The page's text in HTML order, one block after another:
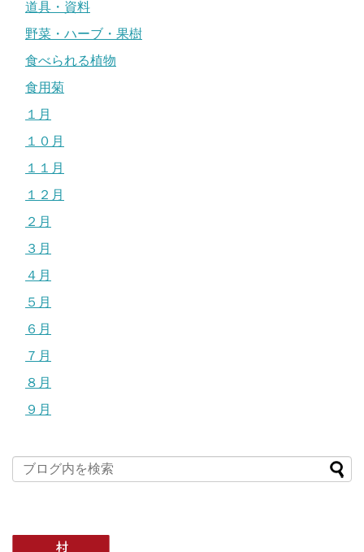
道具・資料
野菜・ハーブ・果樹
食べられる植物
食用菊
１月
１０月
１１月
１２月
２月
３月
４月
５月
６月
７月
８月
９月